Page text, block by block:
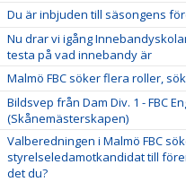
Du är inbjuden till säsongens
Nu drar vi igång
testa på vad innebandy är
Malmö FBC söker flera roller,
Bildsvep från Dam Div. 1 - FBC
(Skånemästerskapen)
Valberedningen i Malmö FBC
styrelseledamotkandidat till
det du?